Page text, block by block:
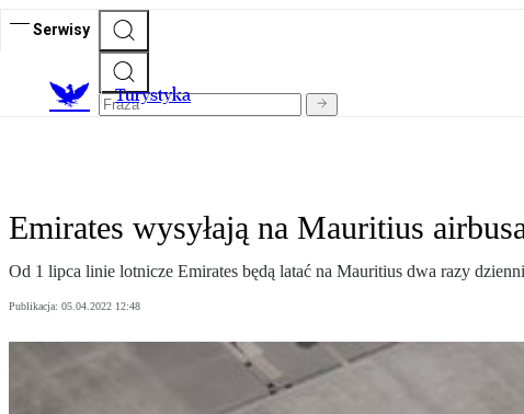
Serwisy
Turystyka
Emirates wysyłają na Mauritius
Od 1 lipca linie lotnicze Emirates będą latać na Mauritius dwa razy
Publikacja: 05.04.2022 12:48